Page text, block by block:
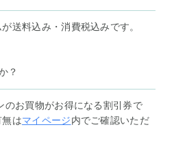
送料込み・消費税込みです。
？
のお買物がお得になる割引券で
はマイページ内でご確認いただ